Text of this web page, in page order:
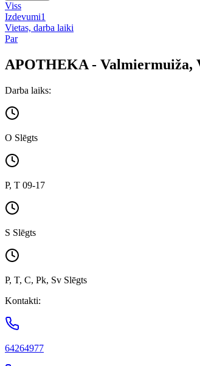
Viss
Izdevumi1
Vietas, darba laiki
Par
APOTHEKA - Valmiermuiža,
Darba laiks:
O Slēgts
P, T 09-17
S Slēgts
P, T, C, Pk, Sv Slēgts
Kontakti:
64264977